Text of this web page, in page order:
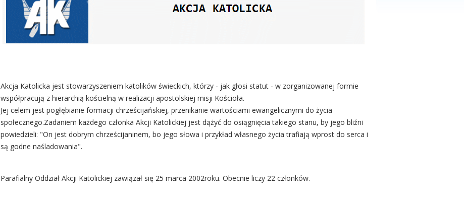
Akcja Katolicka jest stowarzyszeniem katolików świeckich, którzy - jak głosi statut - w zorganizowanej formie
współpracują z hierarchią kościelną w realizacji apostolskiej misji Kościoła.
Jej celem jest pogłębianie formacji chrześcijańskiej, przenikanie wartościami ewangelicznymi do życia
społecznego.Zadaniem każdego członka Akcji Katolickiej jest dążyć do osiągnięcia takiego stanu, by jego bliźni
powiedzieli: "On jest dobrym chrześcijaninem, bo jego słowa i przykład własnego życia trafiają wprost do serca i
są godne naśladowania".
Parafialny Oddział Akcji Katolickiej zawiązał się 25 marca 2002roku. Obecnie liczy 22 członków.